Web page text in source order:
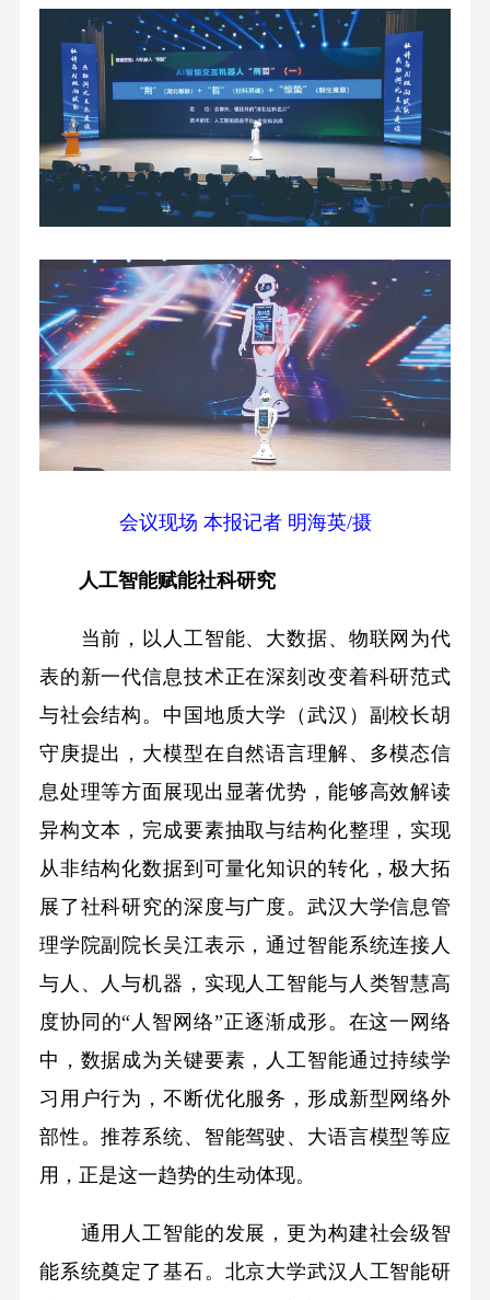
会议现场 本报记者 明海英/摄
人工智能赋能社科研究
当前，以人工智能、大数据、物联网为代
表的新一代信息技术正在深刻改变着科研范式
与社会结构。中国地质大学（武汉）副校长胡
守庚提出，大模型在自然语言理解、多模态信
息处理等方面展现出显著优势，能够高效解读
异构文本，完成要素抽取与结构化整理，实现
从非结构化数据到可量化知识的转化，极大拓
展了社科研究的深度与广度。武汉大学信息管
理学院副院长吴江表示，通过智能系统连接人
与人、人与机器，实现人工智能与人类智慧高
度协同的“人智网络”正逐渐成形。在这一网络
中，数据成为关键要素，人工智能通过持续学
习用户行为，不断优化服务，形成新型网络外
部性。推荐系统、智能驾驶、大语言模型等应
用，正是这一趋势的生动体现。
通用人工智能的发展，更为构建社会级智
能系统奠定了基石。北京大学武汉人工智能研